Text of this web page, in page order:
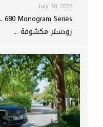
July 30, 2026
رودستر مكشوفة ...